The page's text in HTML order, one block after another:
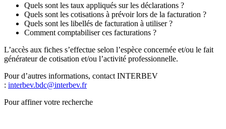
Quels sont les taux appliqués sur les déclarations ?
Quels sont les cotisations à prévoir lors de la facturation ?
Quels sont les libellés de facturation à utiliser ?
Comment comptabiliser ces facturations ?
L’accès aux fiches s’effectue selon l’espèce concernée et/ou le fait
générateur de cotisation et/ou l’activité professionnelle.
Pour d’autres informations, contact INTERBEV
: interbev.bdc@interbev.fr
Pour affiner votre recherche